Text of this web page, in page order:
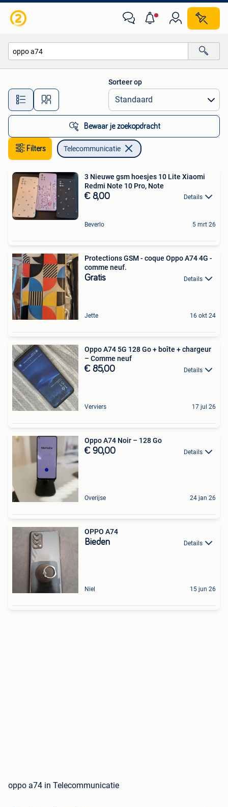
Alle afstanden…
Sorteer op
Bewaar je zoekopdracht
Filters Telecommunicatie
3 Nieuwe gsm hoesjes 10 Lite Xiaomi
Redmi Note 10 Pro, Note
€ 8,00 Details
Beverlo 5 mrt 26
Protections GSM - coque Oppo A74 4G -
comme neuf.
Gratis Details
Jette 16 okt 24
Oppo A74 5G 128 Go + boîte + chargeur
– Comme neuf
€ 85,00 Details
Verviers 17 jul 26
Oppo A74 Noir – 128 Go
€ 90,00 Details
Overijse 24 jan 26
OPPO A74
Bieden Details
Niel 15 jun 26
oppo a74 in Telecommunicatie